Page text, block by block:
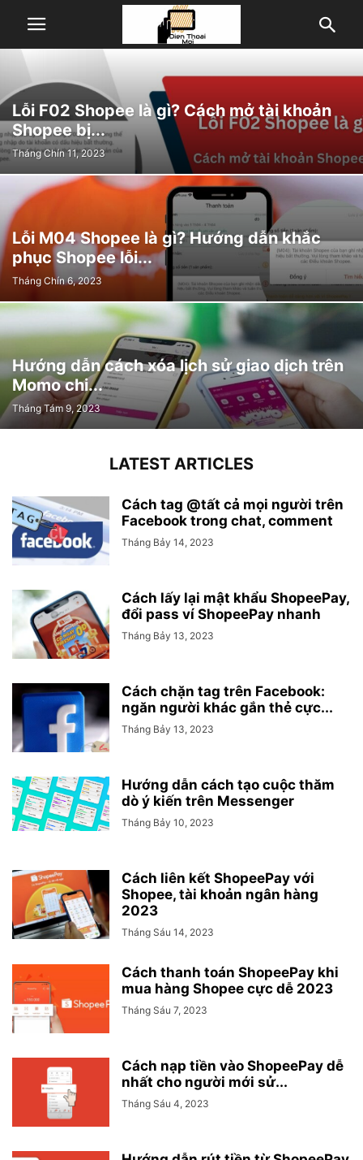
Lỗi F02 Shopee là gì? Cách mở tài khoản
Shopee bị...
Tháng Chín 11, 2023
Lỗi M04 Shopee là gì? Hướng dẫn khắc
phục Shopee lỗi...
Tháng Chín 6, 2023
Hướng dẫn cách xóa lịch sử giao dịch trên
Momo chi...
Tháng Tám 9, 2023
LATEST ARTICLES
Cách tag @tất cả mọi người trên
Facebook trong chat, comment
Tháng Bảy 14, 2023
Cách lấy lại mật khẩu ShopeePay,
đổi pass ví ShopeePay nhanh
Tháng Bảy 13, 2023
Cách chặn tag trên Facebook:
ngăn người khác gắn thẻ cực...
Tháng Bảy 13, 2023
Hướng dẫn cách tạo cuộc thăm
dò ý kiến trên Messenger
Tháng Bảy 10, 2023
Cách liên kết ShopeePay với
Shopee, tài khoản ngân hàng
2023
Tháng Sáu 14, 2023
Cách thanh toán ShopeePay khi
mua hàng Shopee cực dễ 2023
Tháng Sáu 7, 2023
Cách nạp tiền vào ShopeePay dễ
nhất cho người mới sử...
Tháng Sáu 4, 2023